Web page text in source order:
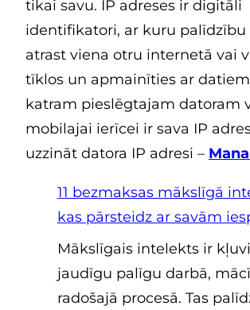
tikai savu. IP adreses ir digitāli
identifikatori, ar kuru palīdzību
atrast viena otru internetā vai
tīklos un apmainīties ar
katram pieslēgtajam datoram
mobilajai ierīcei ir sava IP
uzzināt datora IP adresi –
11 bezmaksas mākslīgā
kas pārsteidz ar savām
Mākslīgais intelekts ir
jaudīgu palīgu darbā,
radošajā procesā. Tas